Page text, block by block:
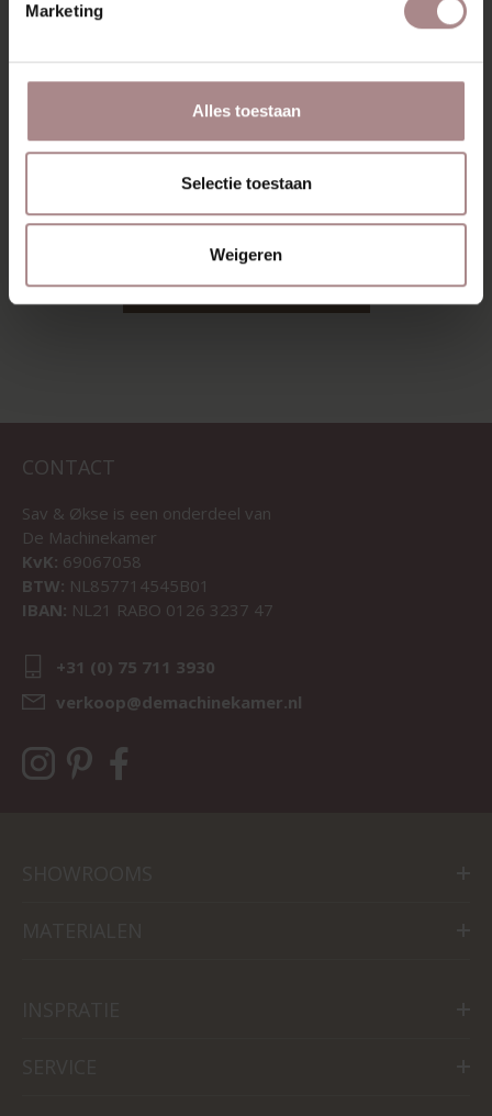
Marketing
Alles toestaan
Selectie toestaan
Weigeren
EDSKE EIKEN |
GRIJS
AINO LOUNGE
EIKEN | DOMINO
BEKIJK ALLE PRODUCTEN
CONTACT
Sav & Økse is een onderdeel van
De Machinekamer
KvK: 69067058
BTW: NL857714545B01
IBAN: NL21 RABO 0126 3237 47
+31 (0) 75 711 3930
verkoop@demachinekamer.nl